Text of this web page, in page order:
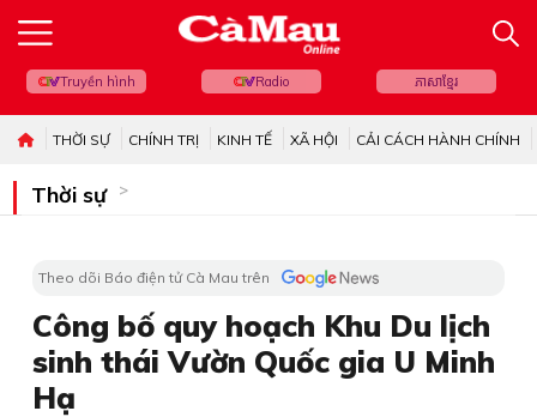
Truyền hình Radio ភាសាខ្មែរ
THỜI SỰ CHÍNH TRỊ KINH TẾ XÃ HỘI CẢI CÁCH HÀNH CHÍNH
Thời sự
Theo dõi Báo điện tử Cà Mau trên
Công bố quy hoạch Khu Du lịch
sinh thái Vườn Quốc gia U Minh
Hạ